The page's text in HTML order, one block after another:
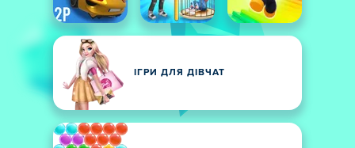
ІГРИ ДЛЯ ДІВЧАТ